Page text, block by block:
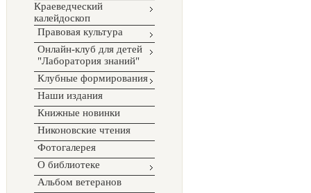
Краеведческий
калейдоскоп
Правовая культура
Онлайн-клуб для детей
"Лаборатория знаний"
Клубные формирования
Наши издания
Книжные новинки
Никоновские чтения
Фотогалерея
О библиотеке
Альбом ветеранов